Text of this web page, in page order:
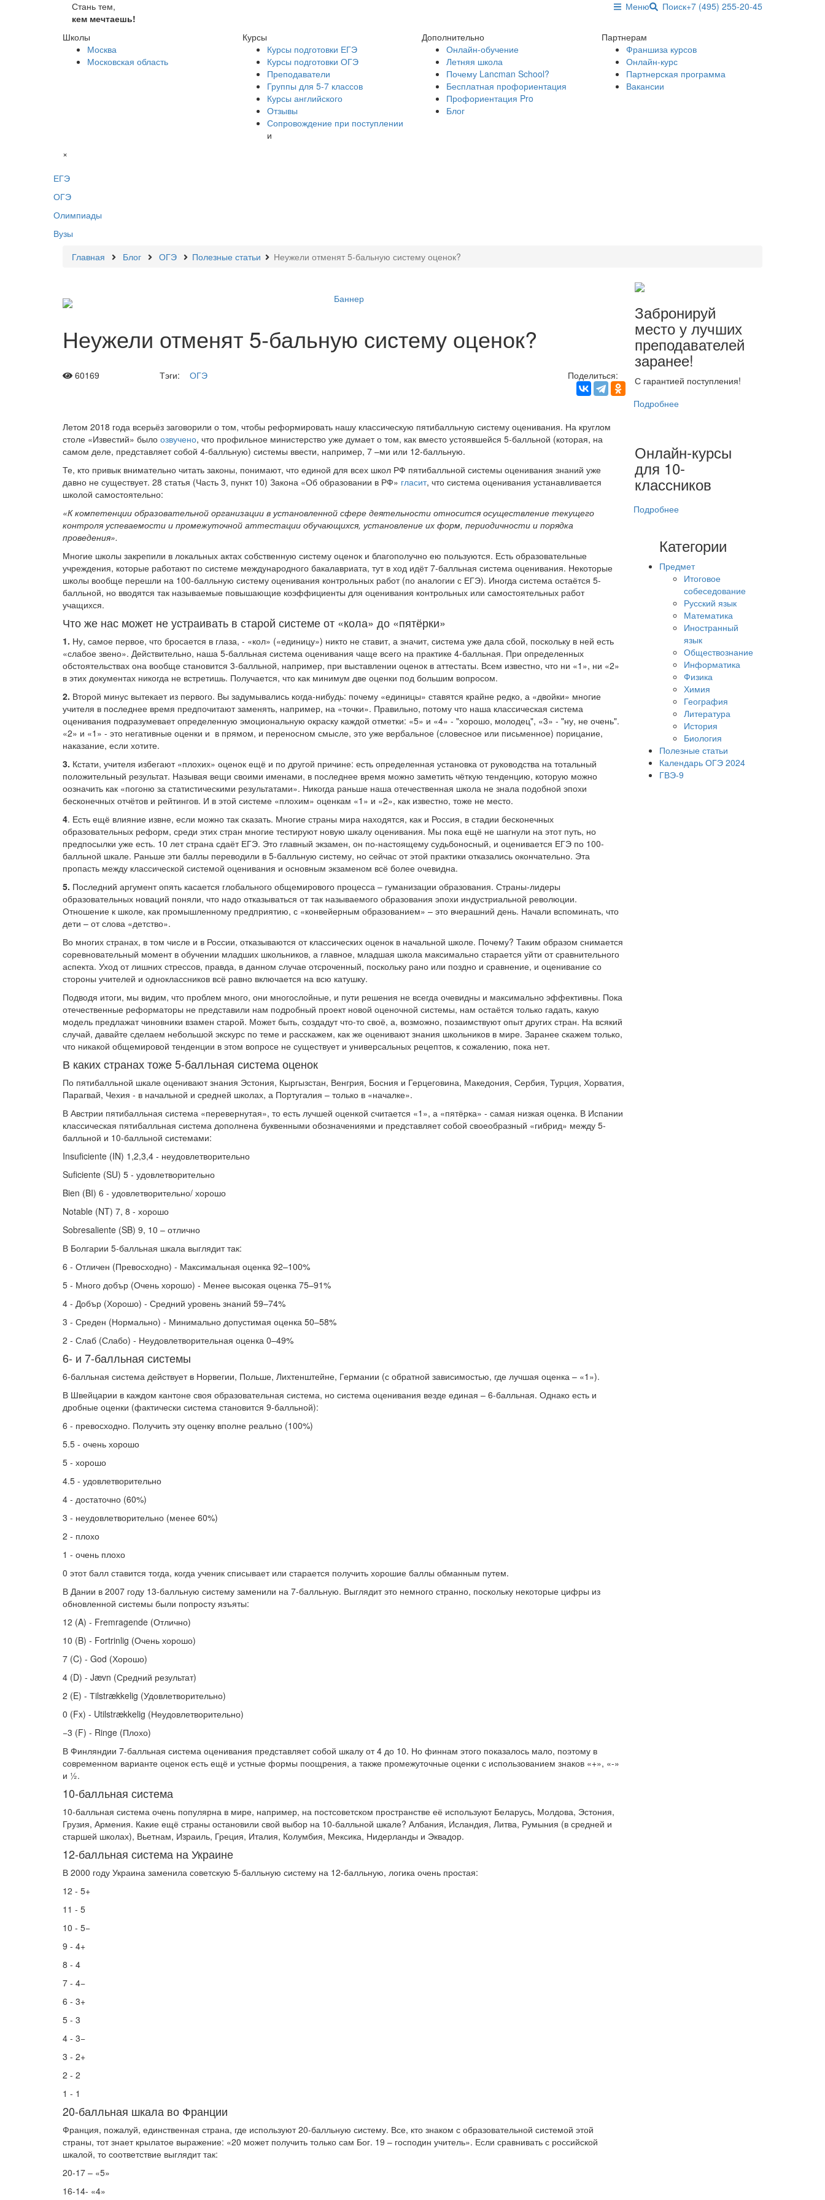
Стань тем,
кем мечтаешь!
+7 (495) 255-20-45
Поиск
Меню
Школы
Москва
Московская область
Курсы
Курсы подготовки ЕГЭ
Курсы подготовки ОГЭ
Преподаватели
Группы для 5-7 классов
Курсы английского
Отзывы
Сопровождение при поступлении
и
Дополнительно
Онлайн-обучение
Летняя школа
Почему Lancman School?
Бесплатная профориентация
Профориентация Pro
Блог
Партнерам
Франшиза курсов
Онлайн-курс
Партнерская программа
Вакансии
×
ЕГЭ
ОГЭ
Олимпиады
Вузы
Главная
Блог ОГЭ Полезные статьи Неужели отменят 5-бальную систему оценок?
Неужели отменят 5-бальную систему оценок?
60169 Тэги: ОГЭ Поделиться:
Летом 2018 года всерьёз заговорили о том, чтобы реформировать нашу классическую пятибалльную систему оценивания. На круглом
столе «Известий» было озвучено, что профильное министерство уже думает о том, как вместо устоявшейся 5-балльной (которая, на
самом деле, представляет собой 4-балльную) системы ввести, например, 7 –ми или 12-балльную.
Те, кто привык внимательно читать законы, понимают, что единой для всех школ РФ пятибалльной системы оценивания знаний уже
давно не существует. 28 статья (Часть 3, пункт 10) Закона «Об образовании в РФ» гласит, что система оценивания устанавливается
школой самостоятельно:
«К компетенции образовательной организации в установленной сфере деятельности относится осуществление текущего
контроля успеваемости и промежуточной аттестации обучающихся, установление их форм, периодичности и порядка
проведения».
Многие школы закрепили в локальных актах собственную систему оценок и благополучно ею пользуются. Есть образовательные
учреждения, которые работают по системе международного бакалавриата, тут в ход идёт 7-балльная система оценивания. Некоторые
школы вообще перешли на 100-балльную систему оценивания контрольных работ (по аналогии с ЕГЭ). Иногда система остаётся 5-
балльной, но вводятся так называемые повышающие коэффициенты для оценивания контрольных или самостоятельных работ
учащихся.
Что же нас может не устраивать в старой системе от «кола» до «пятёрки»
1. Ну, самое первое, что бросается в глаза, - «кол» («единицу») никто не ставит, а значит, система уже дала сбой, поскольку в ней есть
«слабое звено». Действительно, наша 5-балльная система оценивания чаще всего на практике 4-балльная. При определенных
обстоятельствах она вообще становится 3-балльной, например, при выставлении оценок в аттестаты. Всем известно, что ни «1», ни «2»
в этих документах никогда не встретишь. Получается, что как минимум две оценки под большим вопросом.
2. Второй минус вытекает из первого. Вы задумывались когда-нибудь: почему «единицы» ставятся крайне редко, а «двойки» многие
учителя в последнее время предпочитают заменять, например, на «точки». Правильно, потому что наша классическая система
оценивания подразумевает определенную эмоциональную окраску каждой отметки: «5» и «4» - "хорошо, молодец", «3» - "ну, не очень".
«2» и «1» - это негативные оценки и в прямом, и переносном смысле, это уже вербальное (словесное или письменное) порицание,
наказание, если хотите.
3. Кстати, учителя избегают «плохих» оценок ещё и по другой причине: есть определенная установка от руководства на тотальный
положительный результат. Называя вещи своими именами, в последнее время можно заметить чёткую тенденцию, которую можно
оозначить как «погоню за статистическими результатами». Никогда раньше наша отечественная школа не знала подобной эпохи
бесконечных отчётов и рейтингов. И в этой системе «плохим» оценкам «1» и «2», как известно, тоже не место.
4. Есть ещё влияние извне, если можно так сказать. Многие страны мира находятся, как и Россия, в стадии бесконечных
образовательных реформ, среди этих стран многие тестируют новую шкалу оценивания. Мы пока ещё не шагнули на этот путь, но
предпосылки уже есть. 10 лет страна сдаёт ЕГЭ. Это главный экзамен, он по-настоящему судьбоносный, и оценивается ЕГЭ по 100-
балльной шкале. Раньше эти баллы переводили в 5-балльную систему, но сейчас от этой практики отказались окончательно. Эта
пропасть между классической системой оценивания и основным экзаменом всё более очевидна.
5. Последний аргумент опять касается глобального общемирового процесса – гуманизации образования. Страны-лидеры
образовательных новаций поняли, что надо отказываться от так называемого образования эпохи индустриальной революции.
Отношение к школе, как промышленному предприятию, с «конвейерным образованием» – это вчерашний день. Начали вспоминать, что
дети – от слова «детство».
Во многих странах, в том числе и в России, отказываются от классических оценок в начальной школе. Почему? Таким образом снимается
соревновательный момент в обучении младших школьников, а главное, младшая школа максимально старается уйти от сравнительного
аспекта. Уход от лишних стрессов, правда, в данном случае отсроченный, поскольку рано или поздно и сравнение, и оценивание со
стороны учителей и одноклассников всё равно включается на всю катушку.
Подводя итоги, мы видим, что проблем много, они многослойные, и пути решения не всегда очевидны и максимально эффективны. Пока
отечественные реформаторы не представили нам подробный проект новой оценочной системы, нам остаётся только гадать, какую
модель предлажат чиновники взамен старой. Может быть, создадут что-то своё, а, возможно, позаимствуют опыт других стран. На всякий
случай, давайте сделаем небольшой экскурс по теме и расскажем, как же оценивают знания школьников в мире. Заранее скажем только,
что никакой общемировой тенденции в этом вопросе не существует и универсальных рецептов, к сожалению, пока нет.
В каких странах тоже 5-балльная система оценок
По пятибалльной шкале оценивают знания Эстония, Кыргызстан, Венгрия, Босния и Герцеговина, Македония, Сербия, Турция, Хорватия,
Парагвай, Чехия - в начальной и средней школах, а Португалия – только в «началке».
В Австрии пятибалльная система «перевернутая», то есть лучшей оценкой считается «1», а «пятёрка» - самая низкая оценка. В Испании
классическая пятибалльная система дополнена буквенными обозначениями и представляет собой своеобразный «гибрид» между 5-
балльной и 10-балльной системами:
Insuficiente (IN) 1,2,3,4 - неудовлетворительно
Suficiente (SU) 5 - удовлетворительно
Bien (BI) 6 - удовлетворительно/ хорошо
Notable (NT) 7, 8 - хорошо
Sobresaliente (SB) 9, 10 – отлично
В Болгарии 5-балльная шкала выглядит так:
6 - Отличен (Превосходно) - Максимальная оценка 92–100%
5 - Много добър (Очень хорошо) - Менее высокая оценка 75–91%
4 - Добър (Хорошо) - Средний уровень знаний 59–74%
3 - Среден (Нормально) - Минимально допустимая оценка 50–58%
2 - Слаб (Слабо) - Неудовлетворительная оценка 0–49%
6- и 7-балльная системы
6-балльная система действует в Норвегии, Польше, Лихтенштейне, Германии (с обратной зависимостью, где лучшая оценка – «1»).
В Швейцарии в каждом кантоне своя образовательная система, но система оценивания везде единая – 6-балльная. Однако есть и
дробные оценки (фактически система становится 9-балльной):
6 - превосходно. Получить эту оценку вполне реально (100%)
5.5 - очень хорошо
5 - хорошо
4.5 - удовлетворительно
4 - достаточно (60%)
3 - неудовлетворительно (менее 60%)
2 - плохо
1 - очень плохо
0 этот балл ставится тогда, когда ученик списывает или старается получить хорошие баллы обманным путем.
В Дании в 2007 году 13-балльную систему заменили на 7-балльную. Выглядит это немного странно, поскольку некоторые цифры из
обновленной системы были попросту язъяты:
12 (A) - Fremragende (Отлично)
10 (B) - Fortrinlig (Очень хорошо)
7 (C) - God (Хорошо)
4 (D) - Jævn (Средний результат)
2 (E) - Тilstrækkelig (Удовлетворительно)
0 (Fx) - Utilstrækkelig (Неудовлетворительно)
−3 (F) - Ringe (Плохо)
В Финляндии 7-балльная система оценивания представляет собой шкалу от 4 до 10. Но финнам этого показалось мало, поэтому в
современном варианте оценок есть ещё и устные формы поощрения, а также промежуточные оценки с использованием знаков «+», «-»
и ½.
10-балльная система
10-балльная система очень популярна в мире, например, на постсоветском пространстве её используют Беларусь, Молдова, Эстония,
Грузия, Армения. Какие ещё страны остановили свой выбор на 10-балльной шкале? Албания, Исландия, Литва, Румыния (в средней и
старшей школах), Вьетнам, Израиль, Греция, Италия, Колумбия, Мексика, Нидерланды и Эквадор.
12-балльная система на Украине
В 2000 году Украина заменила советскую 5-балльную систему на 12-балльную, логика очень простая:
12 - 5+
11 - 5
10 - 5−
9 - 4+
8 - 4
7 - 4−
6 - 3+
5 - 3
4 - 3−
3 - 2+
2 - 2
1 - 1
20-балльная шкала во Франции
Франция, пожалуй, единственная страна, где используют 20-балльную систему. Все, кто знаком с образовательной системой этой
страны, тот знает крылатое выражение: «20 может получить только сам Бог. 19 – господин учитель». Если сравнивать с российской
шкалой, то соответствие выглядит так:
20-17 – «5»
16-14- «4»
Забронируй
место у лучших
преподавателей
заранее!
С гарантией поступления!
Подробнее
Онлайн-курсы
для 10-
классников
Подробнее
Категории
Предмет
Итоговое
собеседование
Русский язык
Математика
Иностранный
язык
Обществознание
Информатика
Физика
Химия
География
Литература
История
Биология
Полезные статьи
Календарь ОГЭ 2024
ГВЭ-9